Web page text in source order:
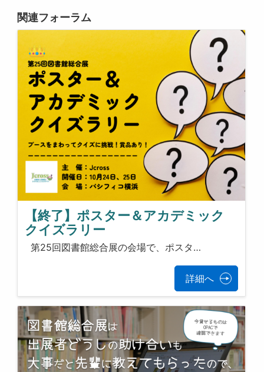
関連フォーラム
【終了】ポスター＆アカデミック
クイズラリー
第25回図書館総合展の会場で、ポスタ…
詳細へ